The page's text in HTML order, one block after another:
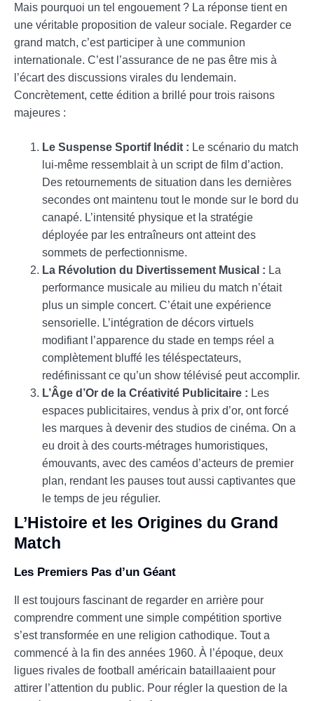
Mais pourquoi un tel engouement ? La réponse tient en
une véritable proposition de valeur sociale. Regarder ce
grand match, c’est participer à une communion
internationale. C’est l’assurance de ne pas être mis à
l’écart des discussions virales du lendemain.
Concrètement, cette édition a brillé pour trois raisons
majeures :
Le Suspense Sportif Inédit : Le scénario du match
lui-même ressemblait à un script de film d’action.
Des retournements de situation dans les dernières
secondes ont maintenu tout le monde sur le bord du
canapé. L’intensité physique et la stratégie
déployée par les entraîneurs ont atteint des
sommets de perfectionnisme.
La Révolution du Divertissement Musical : La
performance musicale au milieu du match n’était
plus un simple concert. C’était une expérience
sensorielle. L’intégration de décors virtuels
modifiant l’apparence du stade en temps réel a
complètement bluffé les téléspectateurs,
redéfinissant ce qu’un show télévisé peut accomplir.
L’Âge d’Or de la Créativité Publicitaire : Les
espaces publicitaires, vendus à prix d’or, ont forcé
les marques à devenir des studios de cinéma. On a
eu droit à des courts-métrages humoristiques,
émouvants, avec des caméos d’acteurs de premier
plan, rendant les pauses tout aussi captivantes que
le temps de jeu régulier.
L’Histoire et les Origines du Grand
Match
Les Premiers Pas d’un Géant
Il est toujours fascinant de regarder en arrière pour
comprendre comment une simple compétition sportive
s’est transformée en une religion cathodique. Tout a
commencé à la fin des années 1960. À l’époque, deux
ligues rivales de football américain bataillaaient pour
attirer l’attention du public. Pour régler la question de la